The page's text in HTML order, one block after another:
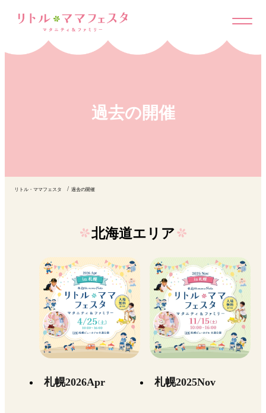
過去の開催
リトル・ママフェスタ 過去の開催
北海道エリア
札幌2026Apr 札幌2025Nov